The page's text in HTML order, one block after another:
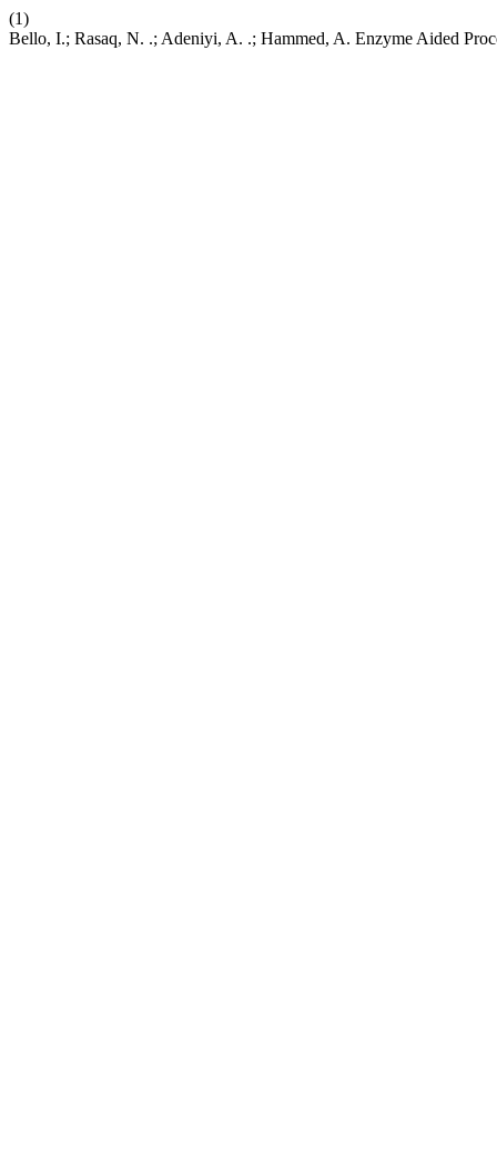
(1)
Bello, I.; Rasaq, N. .; Adeniyi, A. .; Hammed, A. Enzyme Aided